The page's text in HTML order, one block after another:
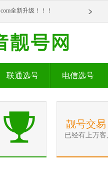
全新升级！！！
联通选号 电信选号
靓号交易
已经有上万